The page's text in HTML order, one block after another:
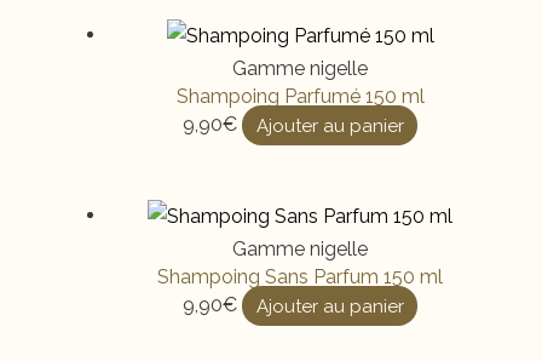
Gamme nigelle
Shampoing Parfumé 150 ml
9,90€ Ajouter au panier
Gamme nigelle
Shampoing Sans Parfum 150 ml
9,90€ Ajouter au panier